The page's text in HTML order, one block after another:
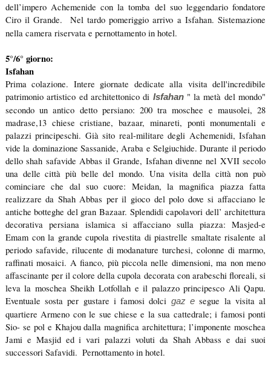
dell’impero Achemenide con la tomba del suo leggendario fondatore
Ciro il Grande.
Nel tardo pomeriggio arrivo a Isfahan. Sistemazione
nella camera riservata e pernottamento in hotel.
5°/6° giorno:
Isfahan
Prima colazione. Intere giornate dedicate alla visita dell'incredibile
patrimonio artistico ed architettonico di Isfahan " la metà del mondo"
secondo un antico detto persiano: 200 tra moschee e mausolei, 28
madrase,13 chiese cristiane, bazaar, minareti, ponti monumentali e
palazzi principeschi. Già sito real-militare degli Achemenidi, Isfahan
vide la dominazione Sassanide, Araba e Selgiuchide. Durante il periodo
dello shah safavide Abbas il Grande, Isfahan divenne nel XVII secolo
una delle città più belle del mondo. Una visita della città non può
cominciare che dal suo cuore: Meidan, la magnifica piazza fatta
realizzare da Shah Abbas per il gioco del polo dove si affacciano le
antiche botteghe del gran Bazaar. Splendidi capolavori dell’ architettura
decorativa persiana islamica si affacciano sulla piazza: Masjed-e
Emam con la grande cupola rivestita di piastrelle smaltate risalente al
periodo safavide, rilucente di modanature turchesi, colonne di marmo,
raffinati mosaici. A fianco, più piccola nelle dimensioni, ma non meno
affascinante per il colore della cupola decorata con arabeschi floreali, si
leva la moscheaSheikh Lotfollah e il palazzo principesco Ali Qapu.
Eventuale sosta per gustare i famosi dolci gaz esegue la visita al
quartiere Armeno con le sue chiese e la sua cattedrale; i famosi ponti
Sio- se pol e Khajou dalla magnifica architettura; l’imponente moschea
Jami e Masjid ed i vari palazzi voluti da Shah Abbass e dai suoi
successori Safavidi. Pernottamento in hotel.